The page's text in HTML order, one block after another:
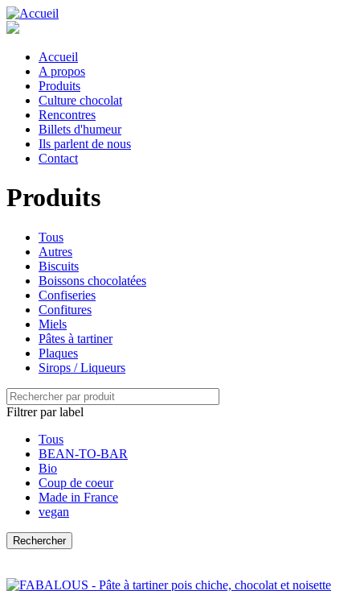
Aller
au
principal
Main
navigation
Accueil
A propos
Produits
Culture chocolat
Rencontres
Billets d'humeur
Ils parlent de nous
Contact
Produits
Tous
Autres
Biscuits
Boissons chocolatées
Confiseries
Confitures
Miels
Pâtes à tartiner
Plaques
Sirops / Liqueurs
Filtrer par label
Tous
BEAN-TO-BAR
Bio
Coup de coeur
Made in France
vegan